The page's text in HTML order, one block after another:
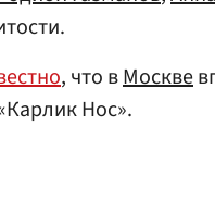
, что вМоскве
Нос».